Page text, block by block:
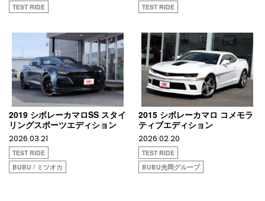
TEST RIDE TEST RIDE
2019 シボレーカマロSS スタイ
リングスポーツエディション
2026.03.21
TEST RIDE
BUBU / ミツオカ
2015 シボレーカマロ コメモラ
ティブエディション
2026.02.20
TEST RIDE
BUBU光岡グループ